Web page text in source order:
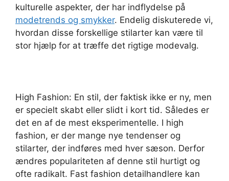
kulturelle aspekter, der har indflydelse på
modetrends og smykker. Endelig diskuterede vi,
hvordan disse forskellige stilarter kan være til
stor hjælp for at træffe det rigtige modevalg.
High Fashion: En stil, der faktisk ikke er ny, men
er specielt skabt eller slidt i kort tid. Således er
det en af de mest eksperimentelle. I high
fashion, er der mange nye tendenser og
stilarter, der indføres med hver sæson. Derfor
ændres populariteten af denne stil hurtigt og
ofte radikalt. Fast fashion detailhandlere kan